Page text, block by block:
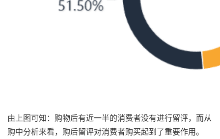
由上图可知：购物后有近一半的消费者没有进行留评，而从
购中分析来看，购后留评对消费者购买起到了重要作用。